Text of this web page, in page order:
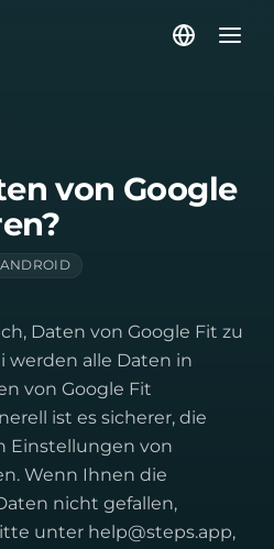
von Google
Daten von Google Fit zu
werden alle Daten in
von Google Fit
ist es sicherer, die
Einstellungen von
Wenn Ihnen die
nicht gefallen,
unter help@steps.app,